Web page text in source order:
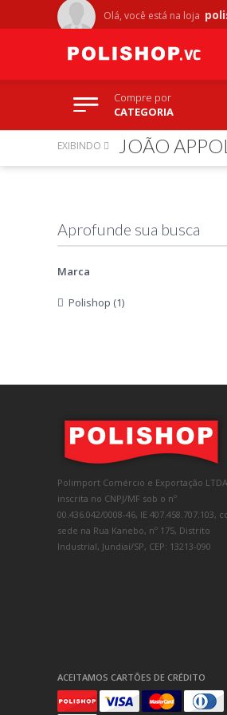
Olá, você está na loja
Compre por
CATEGORIA
Marca
Polishop (1)
EXIBINDO JOÃO
Polimport Comércio e Exportação
inscrita no CNPJ/MF sob o nº
00.436.042/0008-46, IE 407.458.707.103,
sede na Rua Kanebo, nº 175, Distrito
Industrial, Jundiaí/SP, CEP: 13213-090
ACEITAMOS CARTÕES DE CRÉDITO